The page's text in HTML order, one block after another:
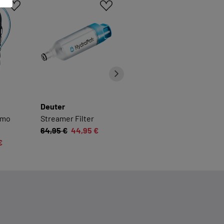
Deuter
Streamer Filter
64,95 € 44,95 €